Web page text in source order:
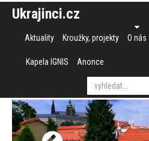
Ukrajinci.cz
Aktuality Kroužky, projekty O nás
Kapela IGNIS Anonce